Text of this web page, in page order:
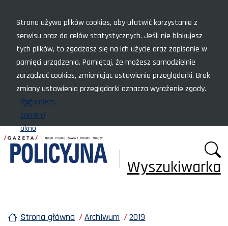
Strona używa plików cookies, aby ułatwić korzystanie z
serwisu oraz do celów statystycznych. Jeśli nie blokujesz
tych plików, to zgadzasz się na ich użycie oraz zapisanie w
pamięci urządzenia. Pamiętaj, że możesz samodzielnie
zarządzać cookies, zmieniając ustawienia przeglądarki. Brak
zmiany ustawienia przeglądarki oznacza wyrażenie zgody.
Rozumiem,
zamknij
okno
Wyszukiwarka
Strona główna Archiwum
2019